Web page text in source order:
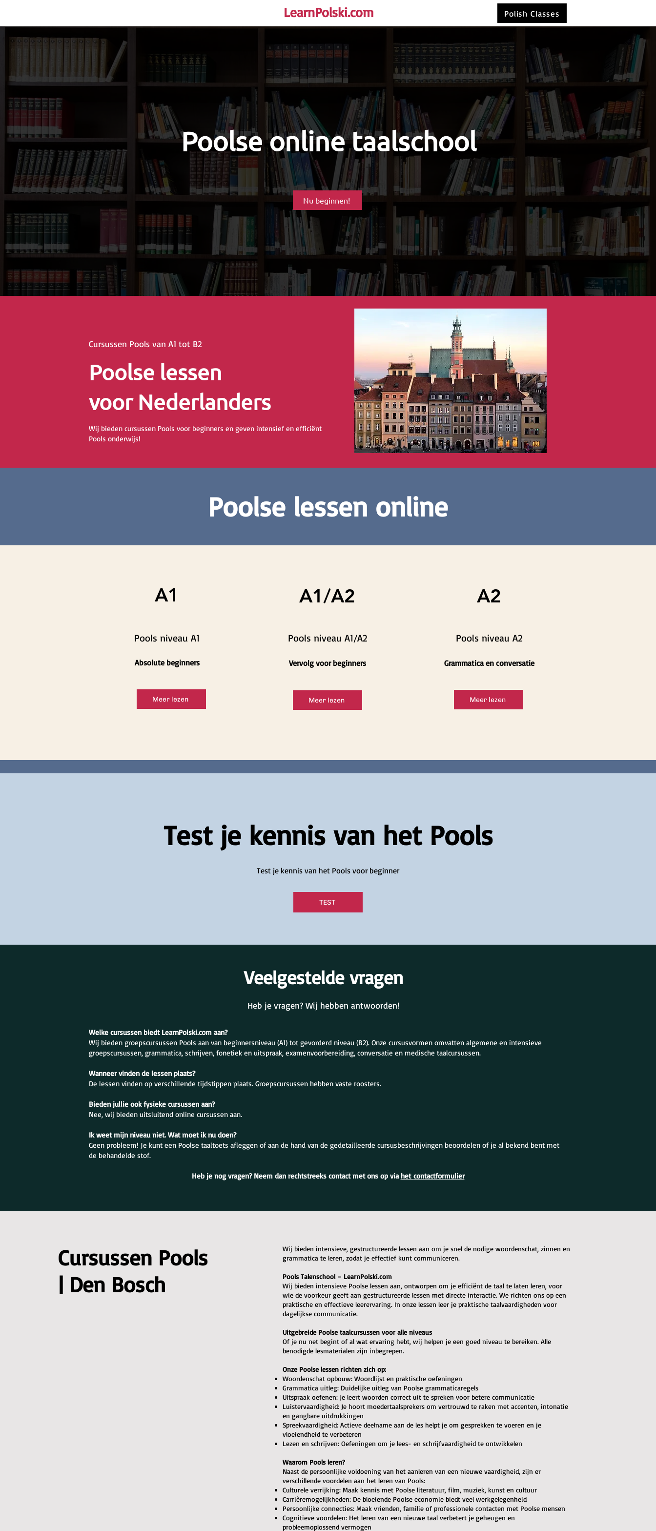
LearnPolski.com Polish Classes
Poolse online taalschool
Nu beginnen!
Cursussen Pools van A1 tot B2
Poolse lessen
voor Nederlanders
Wij bieden cursussen Pools voor beginners en geven intensief en efficiënt
Pools onderwijs!
Poolse lessen online
A1
Pools niveau A1
Absolute beginners
Meer lezen
A1/A2
Pools niveau A1/A2
Vervolg voor beginners
Meer lezen
A2
Pools niveau A2
Grammatica en conversatie
Meer lezen
Test je kennis van het Pools
Test je kennis van het Pools voor beginner
TEST
Veelgestelde vragen
Heb je vragen? Wij hebben antwoorden!
Welke cursussen biedt LearnPolski.com aan?
Wij bieden groepscursussen Pools aan van beginnersniveau (A1) tot gevorderd niveau (B2). Onze cursusvormen omvatten algemene en intensieve
groepscursussen, grammatica, schrijven, fonetiek en uitspraak, examenvoorbereiding, conversatie en medische taalcursussen.
Wanneer vinden de lessen plaats?
De lessen vinden op verschillende tijdstippen plaats. Groepscursussen hebben vaste roosters.
Bieden jullie ook fysieke cursussen aan?
Nee, wij bieden uitsluitend online cursussen aan.
Ik weet mijn niveau niet. Wat moet ik nu doen?
Geen probleem! Je kunt een Poolse taaltoets afleggen of aan de hand van de gedetailleerde cursusbeschrijvingen beoordelen of je al bekend bent met
de behandelde stof.
Heb je nog vragen? Neem dan rechtstreeks contact met ons op via het contactformulier
Cursussen Pools
| Den Bosch
Wij bieden intensieve, gestructureerde lessen aan om je snel de nodige woordenschat, zinnen en
grammatica te leren, zodat je effectief kunt communiceren.
Pools Talenschool – LearnPolski.com
Wij bieden intensieve Poolse lessen aan, ontworpen om je efficiënt de taal te laten leren, voor
wie de voorkeur geeft aan gestructureerde lessen met directe interactie. We richten ons op een
praktische en effectieve leerervaring. In onze lessen leer je praktische taalvaardigheden voor
dagelijkse communicatie.
Uitgebreide Poolse taalcursussen voor alle niveaus
Of je nu net begint of al wat ervaring hebt, wij helpen je een goed niveau te bereiken. Alle
benodigde lesmaterialen zijn inbegrepen.
Onze Poolse lessen richten zich op:
Woordenschat opbouw: Woordlijst en praktische oefeningen
Grammatica uitleg: Duidelijke uitleg van Poolse grammaticaregels
Uitspraak oefenen: Je leert woorden correct uit te spreken voor betere communicatie
Luistervaardigheid: Je hoort moedertaalsprekers om vertrouwd te raken met accenten, intonatie
en gangbare uitdrukkingen
Spreekvaardigheid: Actieve deelname aan de les helpt je om gesprekken te voeren en je
vloeiendheid te verbeteren
Lezen en schrijven: Oefeningen om je lees- en schrijfvaardigheid te ontwikkelen
Waarom Pools leren?
Naast de persoonlijke voldoening van het aanleren van een nieuwe vaardigheid, zijn er
verschillende voordelen aan het leren van Pools:
Culturele verrijking: Maak kennis met Poolse literatuur, film, muziek, kunst en cultuur
Carrièremogelijkheden: De bloeiende Poolse economie biedt veel werkgelegenheid
Persoonlijke connecties: Maak vrienden, familie of professionele contacten met Poolse mensen
Cognitieve voordelen: Het leren van een nieuwe taal verbetert je geheugen en
probleemoplossend vermogen